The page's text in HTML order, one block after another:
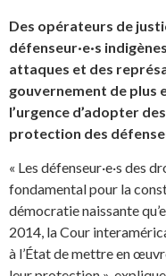
Des opérateurs de
défenseur·e·s
attaques et des
gouvernement de plus
l’urgence d’adopter
protection des
« Les défenseur·e·s des
fondamental pour la
démocratie naissante
2014, la Cour
à l’État de mettre en